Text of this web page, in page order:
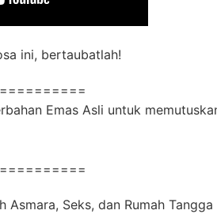
ini, bertaubatlah!
Emas Asli untuk
Seks, dan Rumah Tangga